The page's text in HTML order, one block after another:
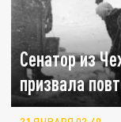
Сенатор из
призвала